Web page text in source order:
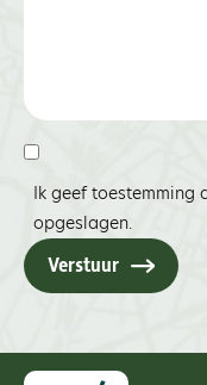
Ik geef toestemming
opgeslagen.
Verstuur